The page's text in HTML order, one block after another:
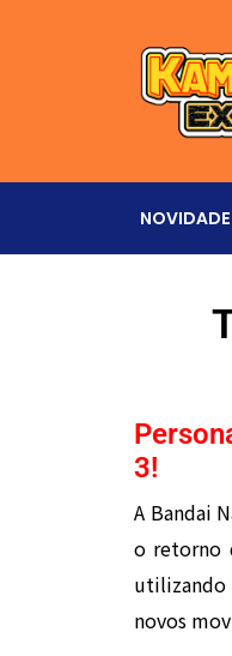
3!
A Bandai
o retorno
utilizando
novos